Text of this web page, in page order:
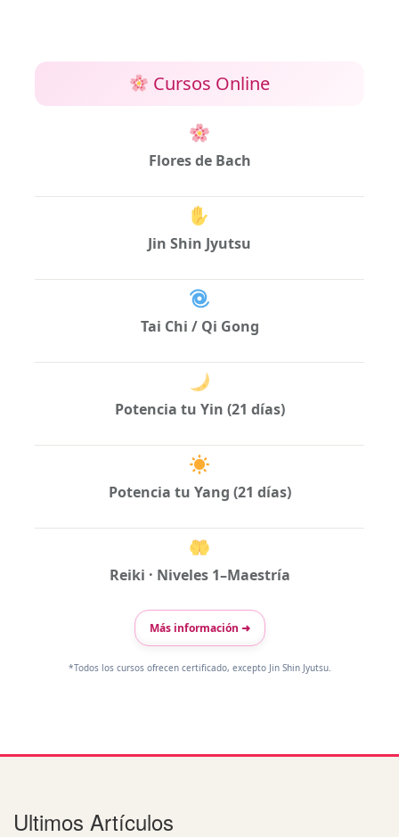
Cursos Online
Flores de Bach
Jin Shin Jyutsu
Tai Chi / Qi Gong
Potencia tu Yin (21 días)
Potencia tu Yang (21 días)
Reiki · Niveles 1–Maestría
Más información ➜
*Todos los cursos ofrecen certificado, excepto Jin Shin Jyutsu.
Ultimos Artículos